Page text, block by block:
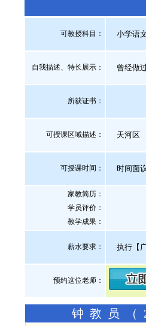
可教授科目： 小学语
自我描述、特长展示 ： 曾经做
所获证书 ：
可授课区域描述： 天河区
可授课时间： 时间面
家教简历：
学员评价：
教学成果：
薪水要求： 执行【
预约这位老师：
钟教员